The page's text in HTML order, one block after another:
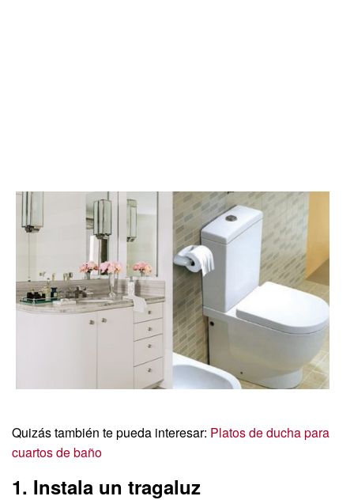
Quizás también te pueda interesar: Platos de ducha para
cuartos de baño
1. Instala un tragaluz